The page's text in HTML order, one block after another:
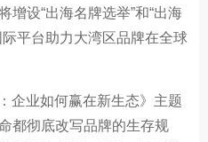
增设“出海名牌选举”和“出海
平台助力大湾区品牌在全球
业如何赢在新生态》主题
都彻底改写品牌的生存规